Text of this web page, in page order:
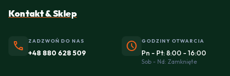
Kontakt & Sklep
phone ZADZWOŃ DO NAS
+48 880 628 509 schedule GODZINY OTWARCIA
Pn - Pt: 8:00 - 16:00
Sob - Nd: Zamknięte